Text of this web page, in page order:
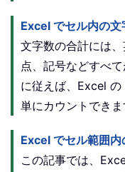
Excel でセル内の
文字数の合計には
点、記号などすべ
に従えば、Excel
単にカウントできま
Excel でセル範囲
この記事では、